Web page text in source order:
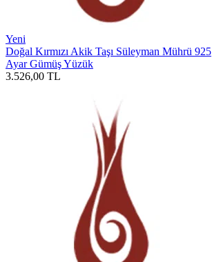
Yeni
Doğal Kırmızı Akik Taşı Süleyman Mührü 925
Ayar Gümüş Yüzük
3.526,00 TL